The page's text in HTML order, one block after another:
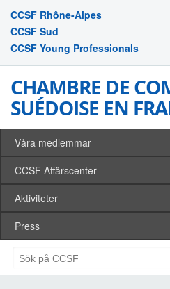
CCSF Rhône-Alpes
CCSF Sud
CCSF Young Professionals
CHAMBRE DE
SUÉDOISE EN
Våra medlemmar
CCSF Affärscenter
Aktiviteter
Press